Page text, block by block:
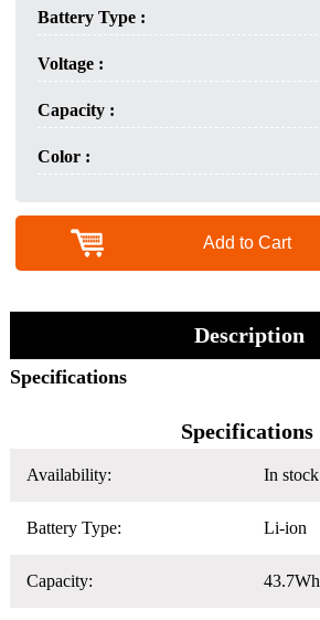
Battery Type :
Voltage :
Capacity :
Color :
Add to Cart
Description
Specifications
Specifications
Availability: In stock
Battery Type: Li-ion
Capacity: 43.7Wh